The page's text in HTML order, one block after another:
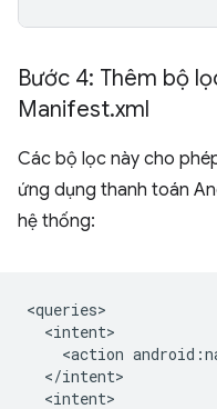
Bước 4: Thêm bộ
Manifest.xml
Các bộ lọc này cho
ứng dụng thanh toán
hệ thống:
<action